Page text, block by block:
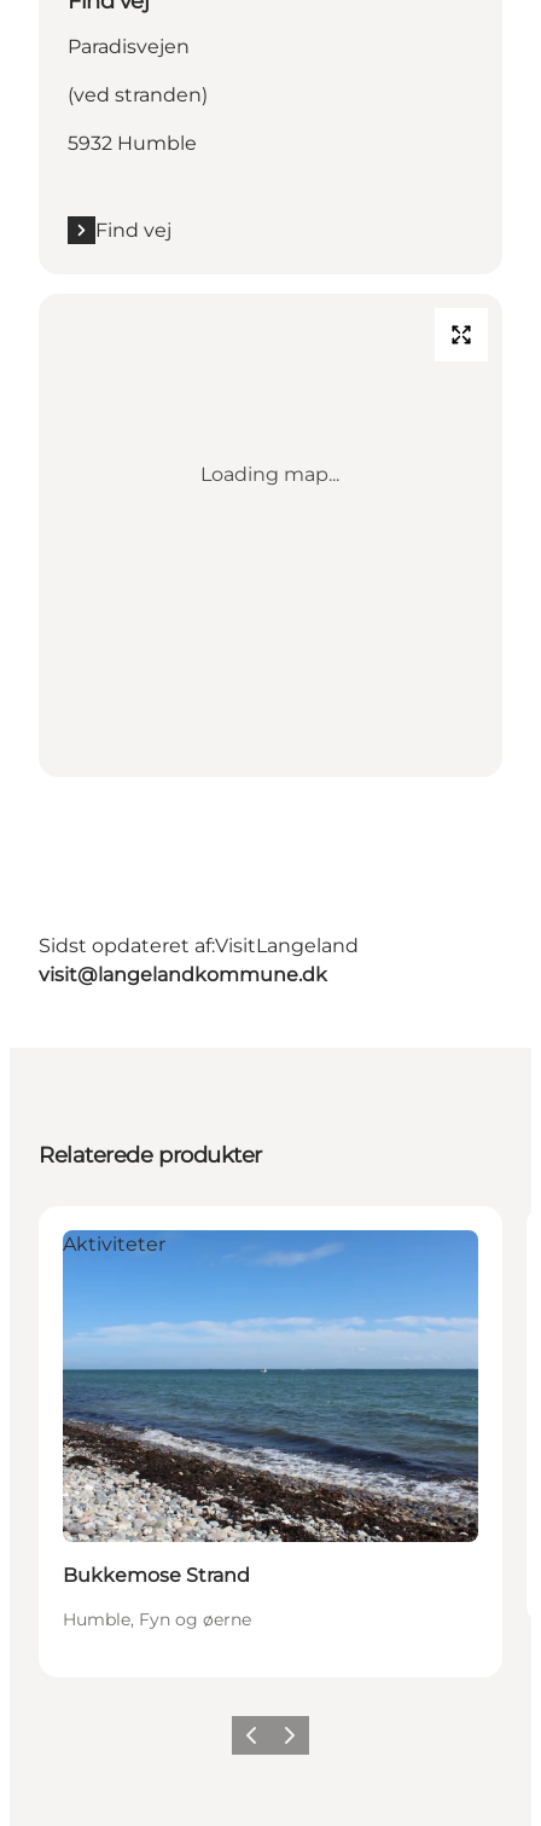
Paradisvejen
(ved stranden)
5932 Humble
Find vej
Loading map...
Sidst opdateret af:VisitLangeland
visit@langelandkommune.dk
Relaterede produkter
Aktiviteter
Bukkemose Strand
Humble, Fyn og øerne
ForrigeNæste